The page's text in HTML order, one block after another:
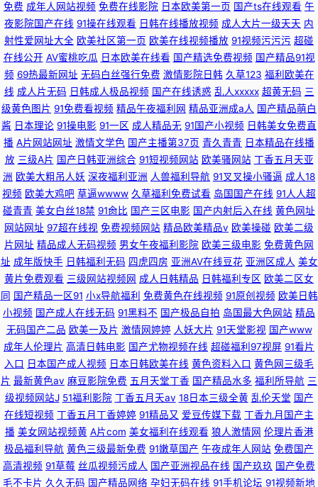
免费 成年人网站视频 免费在线影院 日本欧美第一页 国产ts在线观看 午
夜影院国产在线 91操在线观看 日韩在线播放视频 成人大片一级天天 内
射性爱网址大全 欧美社区第一页 欧美在线视频播放 91视频污污污 超碰
在线公开 AV蜜桃吃瓜 日本欧美在线看 国产精选免费视频 国产精品91视
频 69热最新网址 无码白丝强行免费 激情影院日韩 久草123 福利欧美在
线 成人片无码 日韩成人极品视频 国产在线诱惑 乱人xxxxx 超黄无码 三
级黄色图片 91免费看视频 精品午夜福利网 精品亚洲成a人 国产精品萌白
酱 日本理论 91操电影 91一区 成人精品无 91国产小视频 日韩美女免费直
播 A片网站网址 激情文学色 国产主播第37页 青久青青 日本精品在线播
放 三级A片 国产日韩亚洲综合 91短视频网站 欧美骚网站 丁香五月天亚
洲 欧美大粗吊人妖 深夜福利亚洲 人兽福利导航 91叉叉操小骚逼 成人18
视频 欧美大鸡吧 草逼wwww 久草福利免费试看 岛国国产在线 91人人超
碰青青 美女白丝18禁 91肏比 国产三区电影 国产内射后入在线 黄色网址
网站网址 97超在线视 免费视频网站 精品欧美精品v 欧美操碰 欧美二级
片网址 精品成人无码视频 男女午夜福利影院 欧美三级电影 免费黄色网
址 成年版快手 日韩福利无码 四虎四房 亚洲AV在线豆花 亚洲区成人 美女
黄片免费观看 三级网站视频网 成人日韩精品 日韩福利专区 欧美二区女
同 国产精品一区91 小x导航福利 免费黄色在线视频 91原创视频 欧美日韩
小视频 国产成人在线无码 91黑料不 国产极品自拍 岛国最大色网站 精品
无码国产二品 欧美一及片 激情网婷婷 人妖大片 91天堂影视 国产www
成年人伦理片 高清日韩电影 国产尤物视频在线 超碰福利97视屏 91看片
入口 日本国产成人视频 日本日韩欧美在线 黄色资料入口 黄色网三级毛
片 最新黄色av 麻豆影院免费 五月天堂丁香 国产精品水多 福利所导航 三
级视频网站J 51福利影院 丁香五月天av 18日本三级全黄 乱伦天堂 国产
在线短视频 丁香五月丁香婷婷 91精品又 爱豆传媒下载 丁香九月国产主
播 美女网站视频黄 A片com 美女福利在线观看 狼人激情网 伦理片香港
极品福利导航 黄色三级最新免费 91嫩草国产 午夜成年人网站 免费国产
高清视频 91草莓 丝瓜视频污成人 国产亚洲视品在线 国产玖玖 国产免费
毛不卡片 久久无码 国产精品网络 孕妇无码在线 91手机论坛 91视频新地